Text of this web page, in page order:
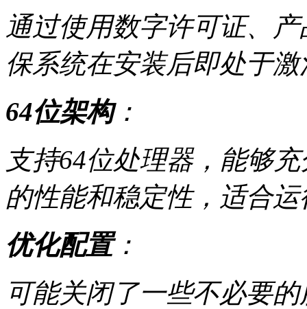
通过使用数字许可证、
保系统在安装后即处于
64位架构：
支持64位处理器，能够
的性能和稳定性，适合
优化配置：
可能关闭了一些不必要